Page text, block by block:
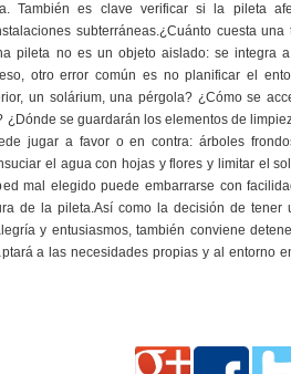
También es clave verificar si la pileta
subterráneas.¿Cuánto cuesta una
pileta no es un objeto aislado: se integra
otro error común es no planificar el
un solárium, una pérgola? ¿Cómo se
se guardarán los elementos de
jugar a favor o en contra: árboles
el agua con hojas y flores y limitar el
mal elegido puede embarrarse con
de la pileta.Así como la decisión de tener
y entusiasmos, también conviene
a las necesidades propias y al entorno